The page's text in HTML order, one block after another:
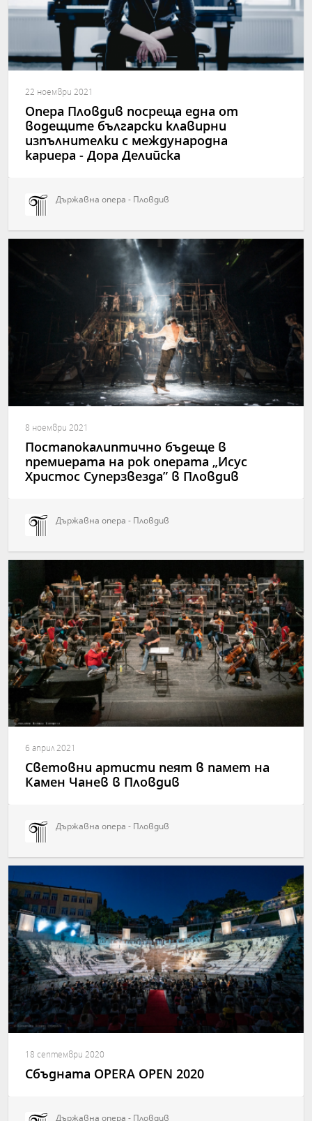
22 ноември 2021
Опера Пловдив посреща една от
водещите български клавирни
изпълнителки с международна
кариера - Дора Делийска
Държавна опера - Пловдив
8 ноември 2021
Постапокалиптично бъдеще в
премиерата на рок операта „Исус
Христос Суперзвезда” в Пловдив
Държавна опера - Пловдив
6 април 2021
Световни артисти пеят в памет на
Камен Чанев в Пловдив
Държавна опера - Пловдив
18 септември 2020
Сбъдната OPERA OPEN 2020
Държавна опера - Пловдив